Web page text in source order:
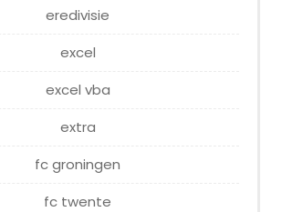
eredivisie
excel
excel vba
extra
fc groningen
fc twente